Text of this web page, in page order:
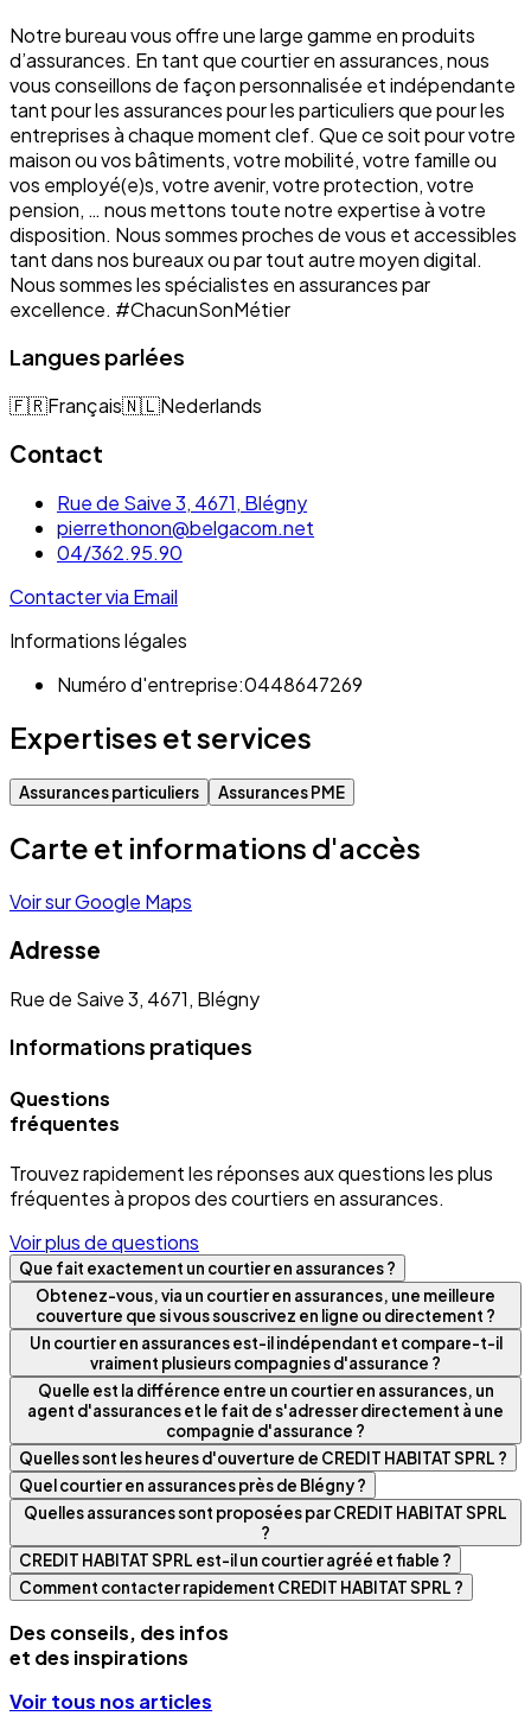
Notre bureau vous offre une large gamme en produits
d’assurances. En tant que courtier en assurances, nous
vous conseillons de façon personnalisée et indépendante
tant pour les assurances pour les particuliers que pour les
entreprises à chaque moment clef. Que ce soit pour votre
maison ou vos bâtiments, votre mobilité, votre famille ou
vos employé(e)s, votre avenir, votre protection, votre
pension, … nous mettons toute notre expertise à votre
disposition. Nous sommes proches de vous et accessibles
tant dans nos bureaux ou par tout autre moyen digital.
Nous sommes les spécialistes en assurances par
excellence. #ChacunSonMétier
Langues parlées
🇫🇷Français🇳🇱Nederlands
Contact
Rue de Saive 3, 4671, Blégny
pierrethonon@belgacom.net
04/362.95.90
Contacter via Email
Informations légales
Numéro d'entreprise:0448647269
Expertises et services
Assurances particuliers Assurances PME
Carte et informations d'accès
Voir sur Google Maps
Adresse
Rue de Saive 3, 4671, Blégny
Informations pratiques
Questions
fréquentes
Trouvez rapidement les réponses aux questions les plus
fréquentes à propos des courtiers en assurances.
Voir plus de questions
Que fait exactement un courtier en assurances ?
Obtenez-vous, via un courtier en assurances, une meilleure
couverture que si vous souscrivez en ligne ou directement ?
Un courtier en assurances est-il indépendant et compare-t-il
vraiment plusieurs compagnies d'assurance ?
Quelle est la différence entre un courtier en assurances, un
agent d'assurances et le fait de s'adresser directement à une
compagnie d'assurance ?
Quelles sont les heures d'ouverture de CREDIT HABITAT SPRL ?
Quel courtier en assurances près de Blégny ?
Quelles assurances sont proposées par CREDIT HABITAT SPRL
?
CREDIT HABITAT SPRL est-il un courtier agréé et fiable ?
Comment contacter rapidement CREDIT HABITAT SPRL ?
Des conseils, des infos
et des inspirations
Voir tous nos articles